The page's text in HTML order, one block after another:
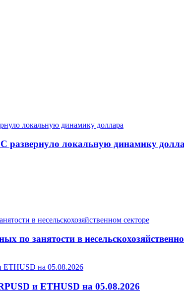
развернуло локальную динамику
по занятости в
и ETHUSD на 05.08.2026